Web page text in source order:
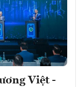
Việt -